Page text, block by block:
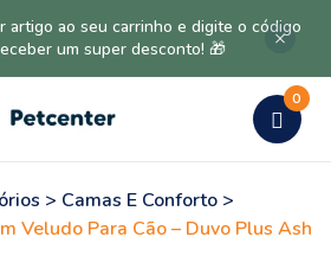
artigo ao seu carrinho e digite o código
um super desconto! 🎁
0
> Camas E Conforto >
Veludo Para Cão – Duvo Plus Ash